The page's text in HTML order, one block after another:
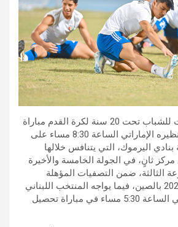
يخوض منتخب الكويت للشباب تحت 20 سنة لكرة القدم مباراة
مصيرية حينما يلتقي نظيره الإماراتي الساعة 8:30 مساء على
بنادي اليرموك، التي يتنافس خلالها
ثانٍ، في الجولة الخامسة والأخيرة
الثالثة، ضمن التصفيات المؤهلة
لنهائيات كأس آسيا 2025 بالصين، فيما يواجه المنتخب اللبناني
نظيره الكوري الجنوبي الساعة 5:30 مساء في مباراة تحصيل